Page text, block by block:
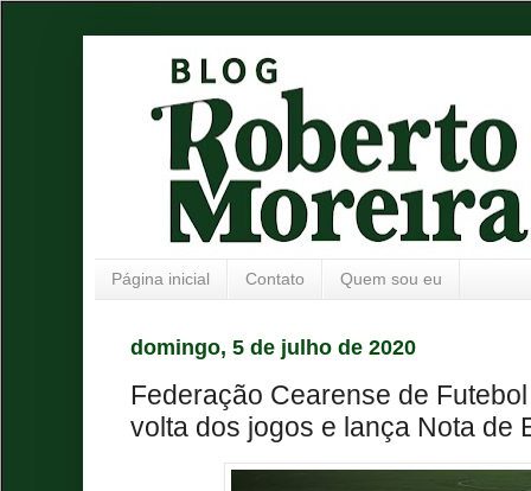
Página inicial Contato Quem sou eu
domingo, 5 de julho de 2020
Federação Cearense de
volta dos jogos e lança Nota de